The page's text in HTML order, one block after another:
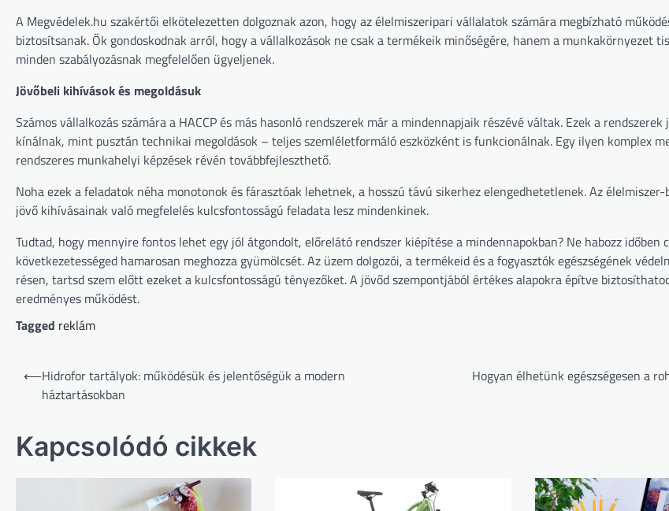
A Megvédelek.hu szakértői elkötelezetten dolgoznak azon, hogy az élelmiszeripari vállalatok számára megbízható
biztosítsanak. Ők gondoskodnak arról, hogy a vállalkozások ne csak a termékeik minőségére, hanem a munkakörnyezet
minden szabályozásnak megfelelően ügyeljenek.
Jövőbeli kihívások és megoldásuk
Számos vállalkozás számára a HACCP és más hasonló rendszerek már a mindennapjaik részévé váltak. Ezek a
kínálnak, mint pusztán technikai megoldások – teljes szemléletformáló eszközként is funkcionálnak. Egy ilyen komplex
rendszeres munkahelyi képzések révén továbbfejleszthető.
Noha ezek a feladatok néha monotonok és fárasztóak lehetnek, a hosszú távú sikerhez elengedhetetlenek. Az
jövő kihívásainak való megfelelés kulcsfontosságú feladata lesz mindenkinek.
Tudtad, hogy mennyire fontos lehet egy jól átgondolt, előrelátó rendszer kiépítése a mindennapokban? Ne habozz időben
következetességed hamarosan meghozza gyümölcsét. Az üzem dolgozói, a termékeid és a fogyasztók egészségének
résen, tartsd szem előtt ezeket a kulcsfontosságú tényezőket. A jövőd szempontjából értékes alapokra építve
eredményes működést.
Tagged reklám
Bejegyzés
navigáció
⟵Hidrofor tartályok: működésük és jelentőségük a modern
háztartásokban
Hogyan élhetünk egészségesen a
Kapcsolódó cikkek